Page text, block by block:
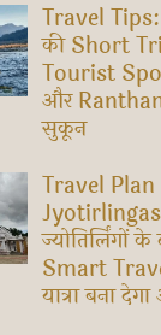
Travel
की Short
Tourist
और
सुकून
Travel
ज्योतिर्लिंगों
Smart
यात्रा बना